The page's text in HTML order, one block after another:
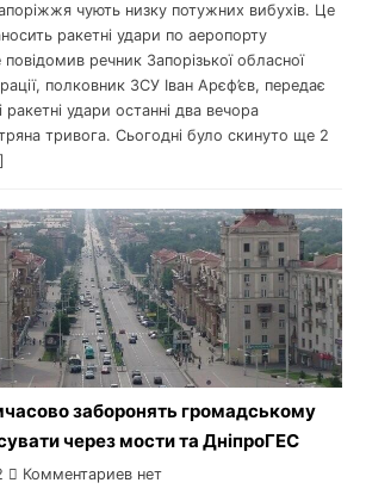
чують низку потужних вибухів. Це
ракетні удари по аеропорту
речник Запорізької обласної
полковник ЗСУ Іван Арєф’єв, передає
удари останні два вечора
тривога. Сьогодні було скинуто ще 2
заборонять громадському
через мости та ДніпроГЕС
Комментариев нет